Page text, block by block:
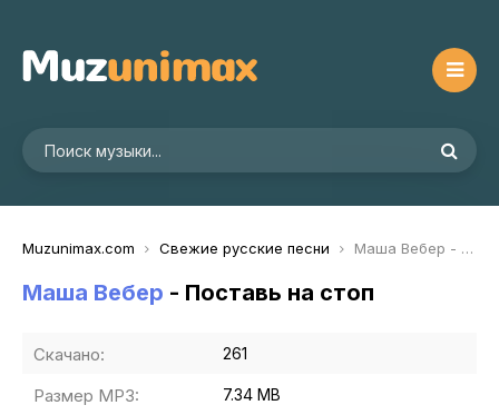
Muzunimax.com Свежие русские песни Маша Вебер - Поставь на стоп
Маша Вебер - Поставь на стоп
Скачано: 261
Размер MP3: 7.34 MB